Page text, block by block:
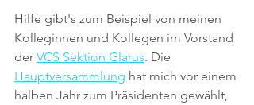
Hilfe gibt's zum Beispiel von meinen
Kolleginnen und Kollegen im Vorstand
der VCS Sektion Glarus. Die
Hauptversammlung hat mich vor einem
halben Jahr zum Präsidenten gewählt,